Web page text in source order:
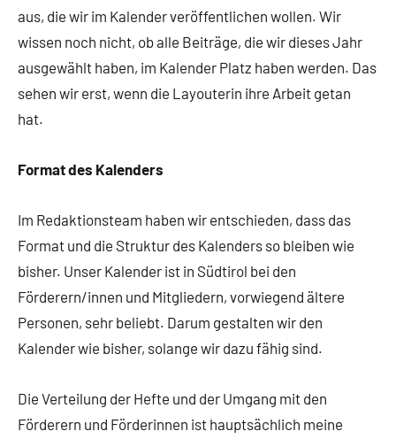
aus, die wir im Kalender veröffentlichen wollen. Wir
wissen noch nicht, ob alle Beiträge, die wir dieses Jahr
ausgewählt haben, im Kalender Platz haben werden. Das
sehen wir erst, wenn die Layouterin ihre Arbeit getan
hat.
Format des Kalenders
Im Redaktionsteam haben wir entschieden, dass das
Format und die Struktur des Kalenders so bleiben wie
bisher. Unser Kalender ist in Südtirol bei den
Förderern/innen und Mitgliedern, vorwiegend ältere
Personen, sehr beliebt. Darum gestalten wir den
Kalender wie bisher, solange wir dazu fähig sind.
Die Verteilung der Hefte und der Umgang mit den
Förderern und Förderinnen ist hauptsächlich meine